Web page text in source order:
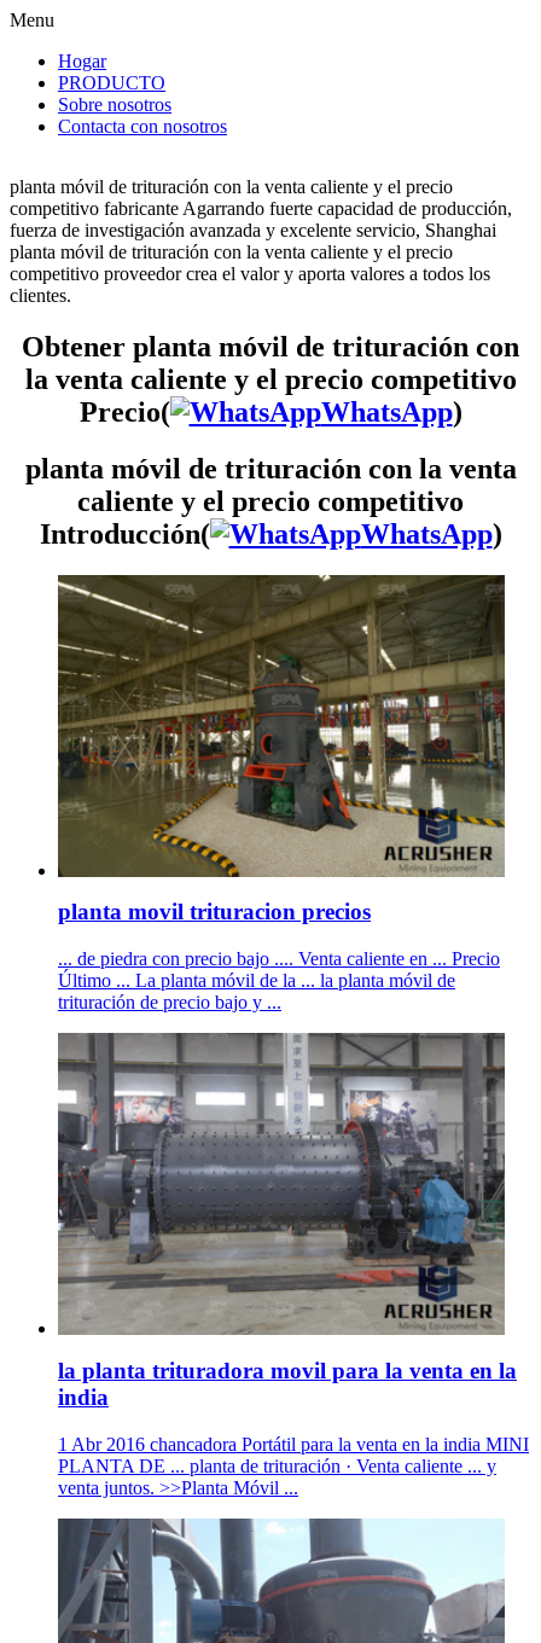
Menu
Hogar
PRODUCTO
Sobre nosotros
Contacta con nosotros
planta móvil de trituración con la venta caliente y el precio
competitivo fabricante Agarrando fuerte capacidad de producción,
fuerza de investigación avanzada y excelente servicio, Shanghai
planta móvil de trituración con la venta caliente y el precio
competitivo proveedor crea el valor y aporta valores a todos los
clientes.
Obtener planta móvil de trituración con
la venta caliente y el precio competitivo
Precio(
WhatsApp)
planta móvil de trituración con la venta
caliente y el precio competitivo
Introducción(
WhatsApp)
planta movil trituracion precios
... de piedra con precio bajo .... Venta caliente en ... Precio
Último ... La planta móvil de la ... la planta móvil de
trituración de precio bajo y ...
la planta trituradora movil para la venta en la
india
1 Abr 2016 chancadora Portátil para la venta en la india MINI
PLANTA DE ... planta de trituración · Venta caliente ... y
venta juntos. >>Planta Móvil ...